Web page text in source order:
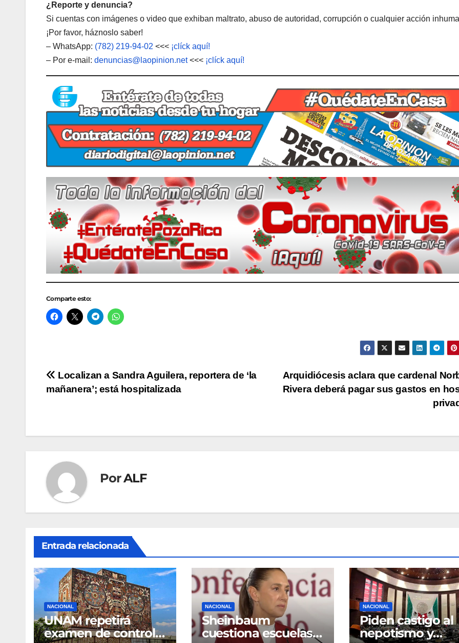
¿Reporte y denuncia?
Si cuentas con imágenes o video que exhiban maltrato, abuso de autoridad, corrupción o cualquier acción
¡Por favor, háznoslo saber!
– WhatsApp: (782) 219-94-02 <<< ¡clíck aquí!
– Por e-mail: denuncias@laopinion.net<<< ¡clíck aquí!
Comparte esto:
Navegación
Arquidiócesis aclara que cardenal
Rivera deberá pagar sus gastos en
Localizan a Sandra Aguilera, reportera de ‘la
mañanera’; está hospitalizada
PorALF
Entrada relacionada
NACIONAL
UNAM repetirá
examen de control
NACIONAL
Sheinbaum
cuestiona escuelas
NACIONAL
Piden castigo al
nepotismo y